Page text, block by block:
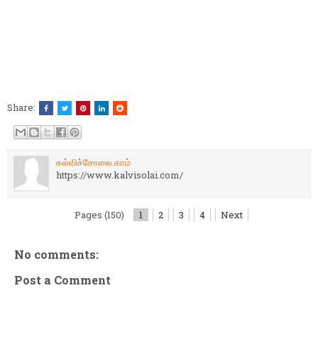
Share:
கல்விச்சோலை.காம்
https://www.kalvisolai.com/
Pages (150) 1 2 3 4 Next
No comments:
Post a Comment